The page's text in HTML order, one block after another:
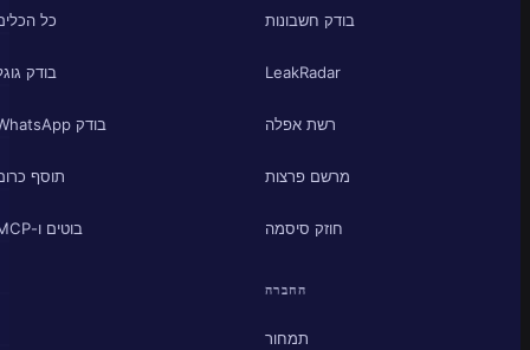
בודק חשבונות
LeakRadar
רשת אפלה
מרשם פרצות
חוזק סיסמה
כל הכלים
בודק גוגל
בודק WhatsApp
תוסף כרום
בוטים ו-MCP
החברה
תמחור